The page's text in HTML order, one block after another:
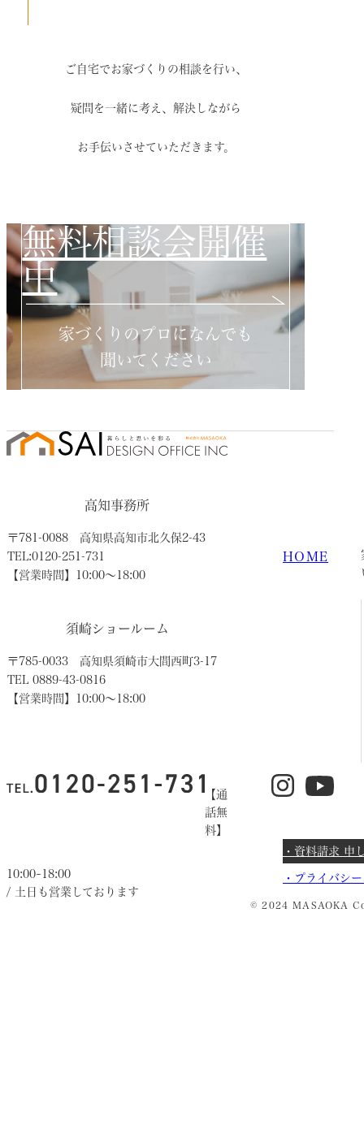
ご自宅でお家づくりの相談を行い、
疑問を一緒に考え、解決しながら
お手伝いさせていただきます。
無料相談会開催
中
家づくりのプロになんでも
聞いてください
高知事務所
〒781-0088 高知県高知市北久保2-43
TEL:0120-251-731
【営業時間】10:00〜18:00
須崎ショールーム
〒785-0033 高知県須崎市大間西町3-17
TEL 0889-43-0816
【営業時間】10:00〜18:00
【通
話無
料】
10:00~18:00
/ 土日も営業しております
HOME
・資料請求 申
・ プライバシ
© 2024 MASAOKA